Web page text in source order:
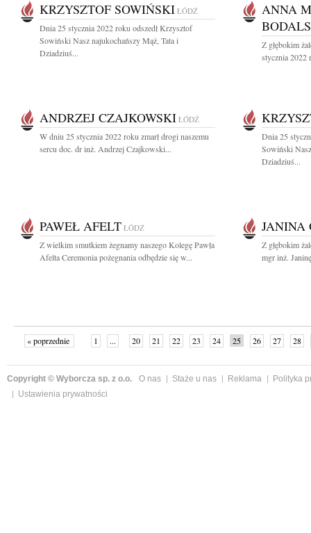
KRZYSZTOF SOWIŃSKI ŁÓDŹ
Dnia 25 stycznia 2022 roku odszedł Krzysztof
Sowiński Nasz najukochańszy Mąż, Tata i
Dziadziuś...
ANNA
Z głębokim
stycznia 2022
ANDRZEJ CZAJKOWSKI ŁÓDŹ
W dniu 25 stycznia 2022 roku zmarł drogi naszemu
sercu doc. dr inż. Andrzej Czajkowski...
Dnia 25
Sowiński
Dziadziuś...
PAWEŁ AFELT ŁÓDŹ
Z wielkim smutkiem żegnamy naszego Kolegę Pawła
Afelta Ceremonia pożegnania odbędzie się w...
JANINA
Z głębokim
mgr inż.
« poprzednie 1 ... 20 21 22 23 24 25 26 27
28
Copyright © Wyborcza sp. z o.o. O nas Staże u nas Reklama
Polityka
Ustawienia prywatności